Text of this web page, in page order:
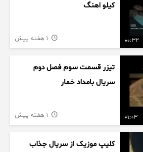
00:32
کیلو اهنگ
01:03
تیزر قسمت سوم فصل دوم
سریال بامداد خمار
کلیپ موزیک از سریال جذاب